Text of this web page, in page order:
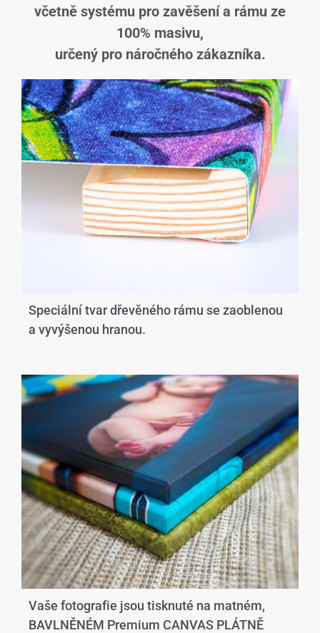
včetně systému pro zavěšení a rámu ze
100% masivu,
určený pro náročného zákazníka.
Speciální tvar dřevěného rámu se zaoblenou
a vyvýšenou hranou.​
Vaše fotografie jsou tisknuté na matném,
BAVLNĚNÉM Premium CANVAS PLÁTNĚ